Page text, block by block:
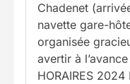
Chadenet
navette gare-
organisée
avertir à
HORAIRES